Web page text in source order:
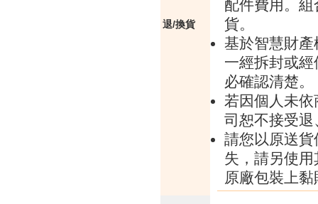
退/換貨
配件費用。
貨。
基於智慧財
一經拆封或
必確認清楚。
若因個人未
司恕不接受
請您以原送
失，請另使
原廠包裝上